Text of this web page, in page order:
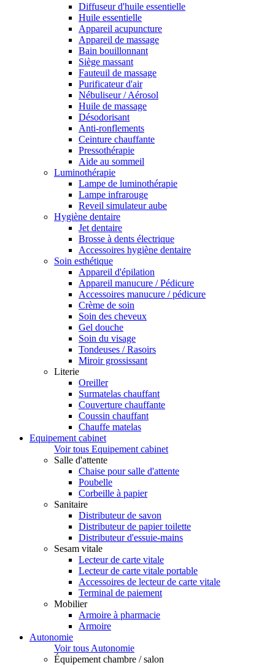
Diffuseur d'huile essentielle
Huile essentielle
Appareil acupuncture
Appareil de massage
Bain bouillonnant
Siège massant
Fauteuil de massage
Purificateur d'air
Nébuliseur / Aérosol
Huile de massage
Désodorisant
Anti-ronflements
Ceinture chauffante
Pressothérapie
Aide au sommeil
Luminothérapie
Lampe de luminothérapie
Lampe infrarouge
Reveil simulateur aube
Hygiène dentaire
Jet dentaire
Brosse à dents électrique
Accessoires hygiène dentaire
Soin esthétique
Appareil d'épilation
Appareil manucure / Pédicure
Accessoires manucure / pédicure
Crème de soin
Soin des cheveux
Gel douche
Soin du visage
Tondeuses / Rasoirs
Miroir grossissant
Literie
Oreiller
Surmatelas chauffant
Couverture chauffante
Coussin chauffant
Chauffe matelas
Equipement cabinet
Voir tous Equipement cabinet
Salle d'attente
Chaise pour salle d'attente
Poubelle
Corbeille à papier
Sanitaire
Distributeur de savon
Distributeur de papier toilette
Distributeur d'essuie-mains
Sesam vitale
Lecteur de carte vitale
Lecteur de carte vitale portable
Accessoires de lecteur de carte vitale
Terminal de paiement
Mobilier
Armoire à pharmacie
Armoire
Autonomie
Voir tous Autonomie
Équipement chambre / salon